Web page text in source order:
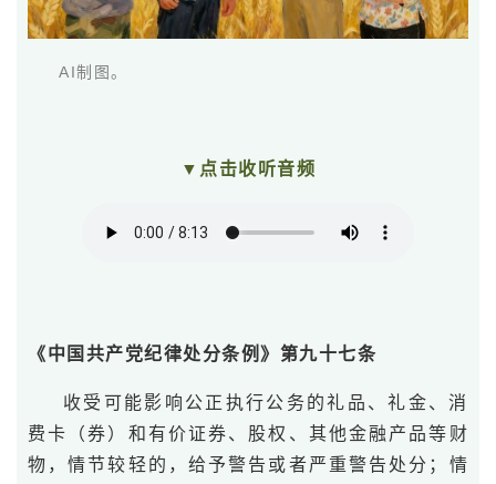
AI制图。
▼点击收听音频
《中国共产党纪律处分条例》第九十七条
收受可能影响公正执行公务的礼品、礼金、消
费卡（券）和有价证券、股权、其他金融产品等财
物，情节较轻的，给予警告或者严重警告处分；情